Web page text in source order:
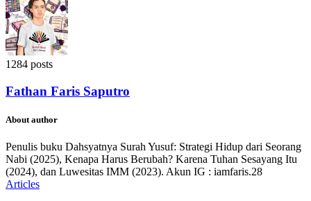
1284 posts
Fathan Faris Saputro
About author
Penulis buku Dahsyatnya Surah Yusuf: Strategi Hidup dari Seorang
Nabi (2025), Kenapa Harus Berubah? Karena Tuhan Sesayang Itu
(2024), dan Luwesitas IMM (2023). Akun IG : iamfaris.28
Articles